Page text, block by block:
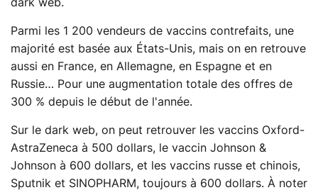
dark web.
Parmi les 1 200 vendeurs de vaccins contrefaits, une
majorité est basée aux États-Unis, mais on en retrouve
aussi en France, en Allemagne, en Espagne et en
Russie… Pour une augmentation totale des offres de
300 % depuis le début de l'année.
Sur le dark web, on peut retrouver les vaccins Oxford-
AstraZeneca à 500 dollars, le vaccin Johnson &
Johnson à 600 dollars, et les vaccins russe et chinois,
Sputnik et SINOPHARM, toujours à 600 dollars. À noter